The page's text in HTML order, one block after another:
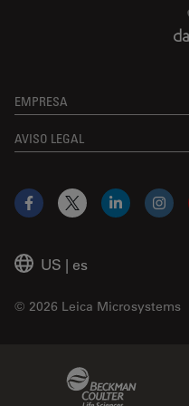
EMPRESA
AVISO LEGAL
US | es
© 2026 Leica Microsystems
Facebook
X LinkedIn